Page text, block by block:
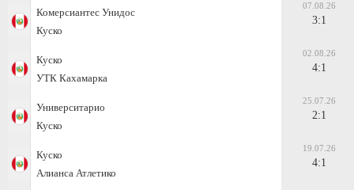
Комерсиантес Унидос
Куско
07.08.26
3:1
Куско
УТК Кахамарка
02.08.26
4:1
Университарио
Куско
25.07.26
2:1
Куско
Алианса Атлетико
19.07.26
4:1